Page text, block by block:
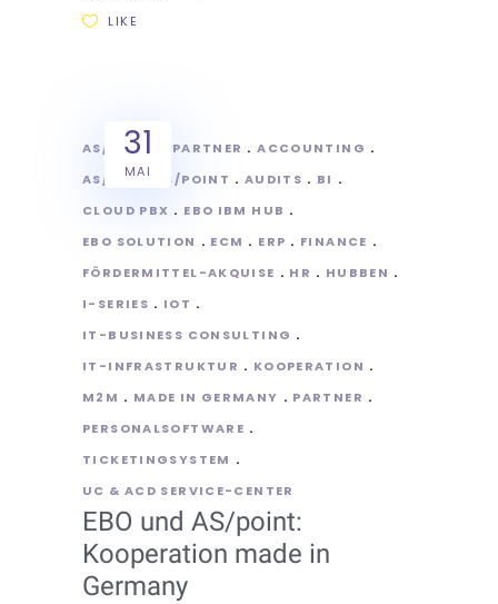
LIKE
31
MAI
AS/POINT PARTNER
ACCOUNTING
AS/400
AS/POINT AUDITS
BI
CLOUD PBX
EBO IBM HUB
EBO SOLUTION
ECM ERP
FINANCE
FÖRDERMITTEL-AKQUISE
HR
HUBBEN
I-SERIES
IOT
IT-BUSINESS CONSULTING
IT-INFRASTRUKTUR
KOOPERATION
M2M
MADE IN GERMANY
PARTNER
PERSONALSOFTWARE
TICKETINGSYSTEM
UC & ACD SERVICE-CENTER
EBO und AS/point:
Kooperation made in
Germany